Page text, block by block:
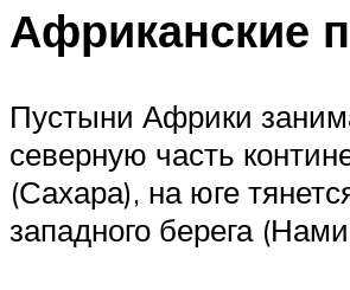
Африканские
Пустыни Африки
северную часть
(Сахара), на юге
западного берега